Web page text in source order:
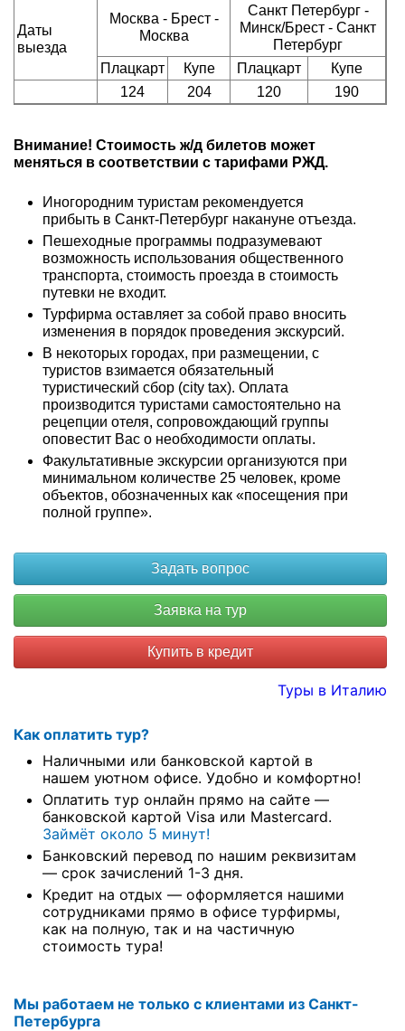
Даты
выезда
Москва - Брест -
Москва
Санкт Петербург -
Минск/Брест - Санкт
Петербург
Плацкарт
Купе Плацкарт
Купе
124
204 120 190
Внимание! Стоимость ж/д билетов может
меняться в соответствии с тарифами РЖД.
Иногородним туристам рекомендуется
прибыть в Санкт-Петербург накануне отъезда.
Пешеходные программы подразумевают
возможность использования общественного
транспорта, стоимость проезда в стоимость
путевки не входит.
Турфирма оставляет за собой право вносить
изменения в порядок проведения экскурсий.
В некоторых городах, при размещении, с
туристов взимается обязательный
туристический сбор (city tax). Оплата
производится туристами самостоятельно на
рецепции отеля, сопровождающий группы
оповестит Вас о необходимости оплаты.
Факультативные экскурсии организуются при
минимальном количестве 25 человек, кроме
объектов, обозначенных как «посещения при
полной группе».
Купить в кредит
Туры в Италию
Как оплатить тур?
Наличными или банковской картой в
нашем уютном офисе. Удобно и комфортно!
Оплатить тур онлайн прямо на сайте —
банковской картой Visa или Mastercard.
Займёт около 5 минут!
Банковский перевод по нашим реквизитам
— срок зачислений 1-3 дня.
Кредит на отдых — оформляется нашими
сотрудниками прямо в офисе турфирмы,
как на полную, так и на частичную
стоимость тура!
Мы работаем не только с клиентами из Санкт-
Петербурга